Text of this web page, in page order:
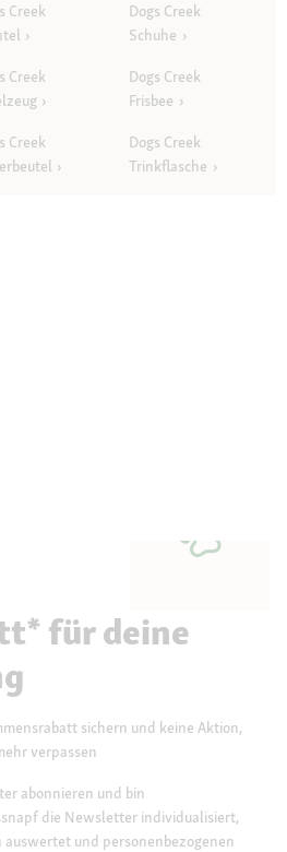
Creek
Dogs Creek
Schuhe
Creek
Dogs Creek
Frisbee
Creek
Dogs Creek
Trinkflasche
für deine
sichern und keine Aktion,
verpassen
abonnieren und bin
die Newsletter individualisiert,
und personenbezogenen